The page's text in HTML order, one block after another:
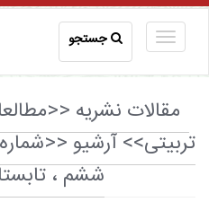
جستجو
مقالات نشریه
ششم ، تابستان